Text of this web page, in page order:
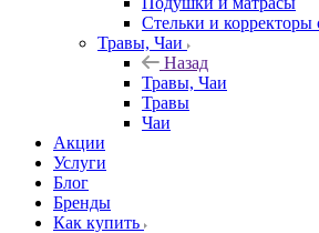
Стельки и корректоры
Травы, Чаи
Назад
Травы, Чаи
Травы
Чаи
Акции
Услуги
Блог
Бренды
Как купить